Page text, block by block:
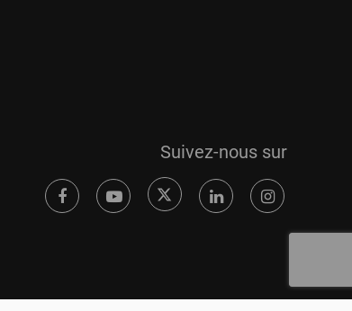
Suivez-nous sur